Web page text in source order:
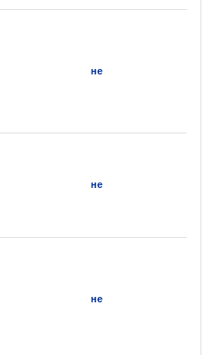
не
не
не